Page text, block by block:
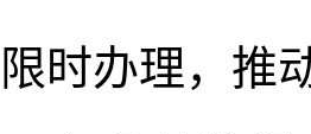
限时办理，推